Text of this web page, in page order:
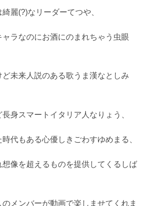
麗(?)なリーダーてつや、
ャラなのにお酒にのまれちゃう虫眼
未来人説のある歌うま漢なとしみ
身スマートイタリア人なりょう、
代もある心優しきごわすゆめまる、
像を超えるものを提供してくるしば
メンバーが動画で楽しませてくれま